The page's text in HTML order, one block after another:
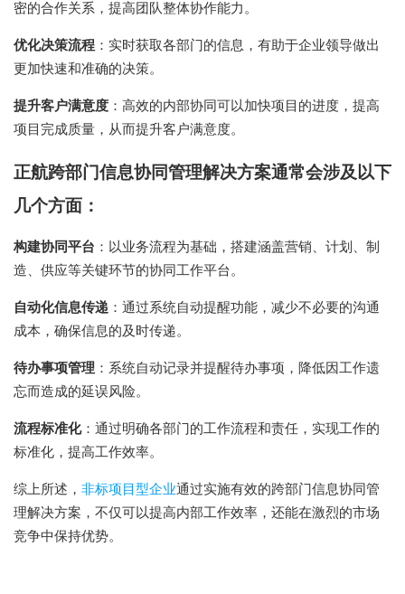
密的合作关系，提高团队整体协作能力。
优化决策流程 ：实时获取各部门的信息，有助于企业领导做出
更加快速和准确的决策。
提升客户满意度 ：高效的内部协同可以加快项目的进度，提高
项目完成质量，从而提升客户满意度。
正航跨部门信息协同管理解决方案通常会涉及以下
几个方面：
构建协同平台 ：以业务流程为基础，搭建涵盖营销、计划、制
造、供应等关键环节的协同工作平台。
自动化信息传递 ：通过系统自动提醒功能，减少不必要的沟通
成本，确保信息的及时传递。
待办事项管理 ：系统自动记录并提醒待办事项，降低因工作遗
忘而造成的延误风险。
流程标准化：通过明确各部门的工作流程和责任，实现工作的
标准化，提高工作效率。
综上所述， 非标项目型企业通过实施有效的跨部门信息协同管
理解决方案，不仅可以提高内部工作效率，还能在激烈的市场
竞争中保持优势。